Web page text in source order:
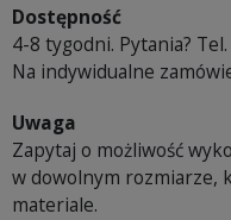
Dostępność
4-8 tygodni. Pytania?
Na indywidualne
Uwaga
Zapytaj o możliwość
w dowolnym rozmiarze,
materiale.